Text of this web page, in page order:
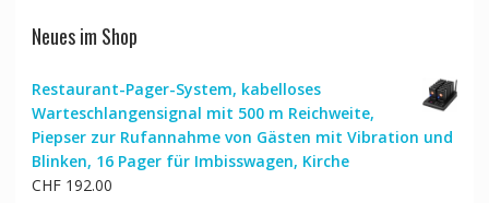
Neues im Shop
Restaurant-Pager-System, kabelloses
Warteschlangensignal mit 500 m Reichweite,
Piepser zur Rufannahme von Gästen mit Vibration und
Blinken, 16 Pager für Imbisswagen, Kirche
CHF192.00